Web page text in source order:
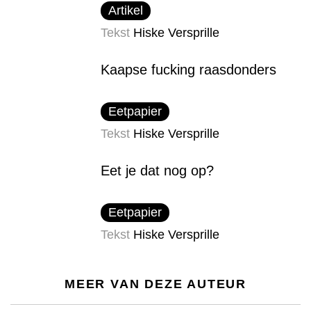
Artikel
Tekst Hiske Versprille
Kaapse fucking raasdonders
Eetpapier
Tekst Hiske Versprille
Eet je dat nog op?
Eetpapier
Tekst Hiske Versprille
MEER VAN DEZE AUTEUR